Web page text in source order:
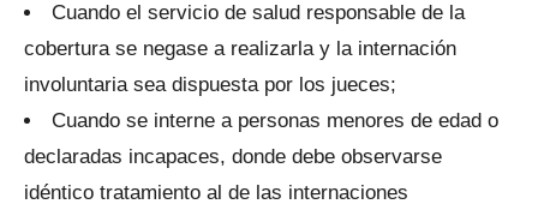
Cuando el servicio de salud responsable de la
cobertura se negase a realizarla y la internación
involuntaria sea dispuesta por los jueces;
Cuando se interne a personas menores de edad o
declaradas incapaces, donde debe observarse
idéntico tratamiento al de las internaciones